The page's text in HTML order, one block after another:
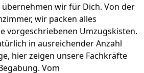
übernehmen wir für Dich. Von der
wir packen alles
vorgeschriebenen Umzugskisten.
in ausreichender Anzahl
hier zeigen unsere Fachkräfte
Vom